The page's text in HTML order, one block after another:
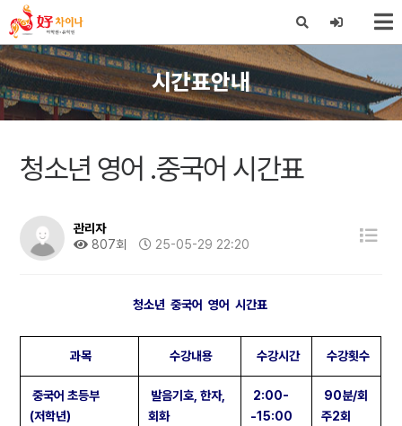
X
시간표안내
청소년 영어 .중국어 시간표
관리자
807회
25-05-29 22:20
청소년 중국어 영어 시간표
과목 수강내용 수강시간 수강횟수
중국어 초등부
(저학년)
발음기호, 한자,
회화
2:00-
-15:00
90분/회
주2회